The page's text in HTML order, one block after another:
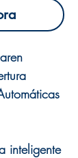
inteligente